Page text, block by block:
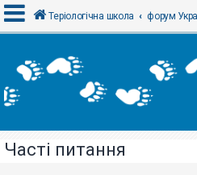
х
і
Р
Теріологічна школа
Часті питання